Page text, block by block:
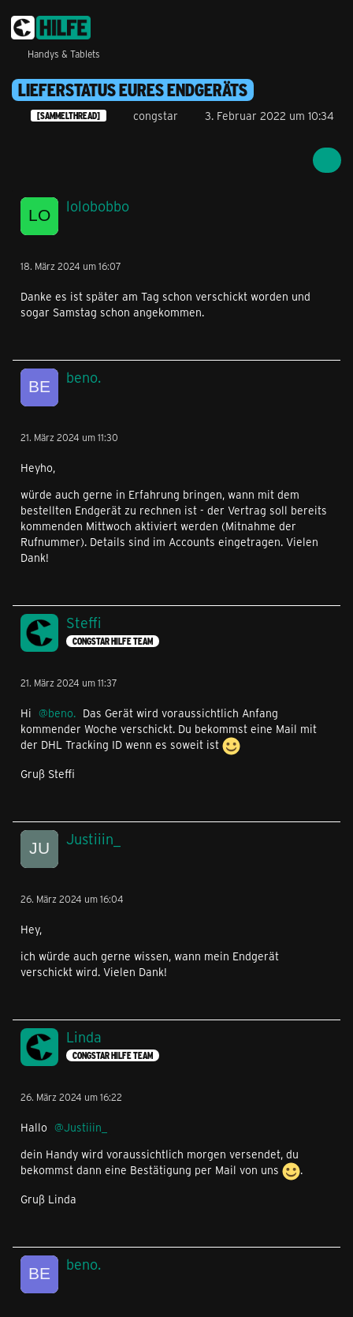
Handys & Tablets
LIEFERSTATUS EURES ENDGERÄTS
[SAMMELTHREAD] congstar 3. Februar 2022 um 10:34
lolobobbo
18. März 2024 um 16:07
Danke es ist später am Tag schon verschickt worden und
sogar Samstag schon angekommen.
beno.
21. März 2024 um 11:30
Heyho,
würde auch gerne in Erfahrung bringen, wann mit dem
bestellten Endgerät zu rechnen ist - der Vertrag soll bereits
kommenden Mittwoch aktiviert werden (Mitnahme der
Rufnummer). Details sind im Accounts eingetragen. Vielen
Dank!
Steffi
CONGSTAR HILFE TEAM
21. März 2024 um 11:37
Hi beno. Das Gerät wird voraussichtlich Anfang
kommender Woche verschickt. Du bekommst eine Mail mit
der DHL Tracking ID wenn es soweit ist
Gruß Steffi
Justiiin_
26. März 2024 um 16:04
Hey,
ich würde auch gerne wissen, wann mein Endgerät
verschickt wird. Vielen Dank!
Linda
CONGSTAR HILFE TEAM
26. März 2024 um 16:22
Hallo
Justiiin_
dein Handy wird voraussichtlich morgen versendet, du
bekommst dann eine Bestätigung per Mail von uns
.
Gruß Linda
beno.